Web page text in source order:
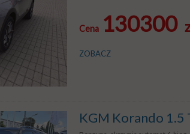
Cena 130300
ZOBACZ
KGM Korando